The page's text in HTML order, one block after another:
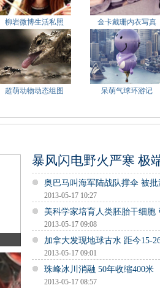
柳岩微博生活私照 金卡戴珊内衣写真
超萌动物动态组图 呆萌气球环游记
暴风闪电野火严寒 极
奥巴马叫海军陆战队撑伞 被
2013-05-17 10:27
美科学家培育人类胚胎干细胞
2013-05-17 09:08
加拿大发现地球古水 距今15-
2013-05-17 09:01
珠峰冰川消融 50年收缩400米
2013-05-17 08:57